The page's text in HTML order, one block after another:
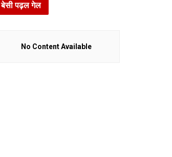
बेसी पढ़ल गेल
No Content Available